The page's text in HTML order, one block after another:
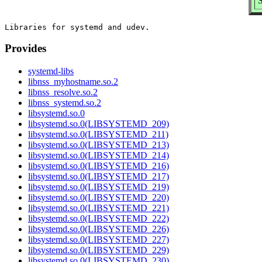
Provides
systemd-libs
libnss_myhostname.so.2
libnss_resolve.so.2
libnss_systemd.so.2
libsystemd.so.0
libsystemd.so.0(LIBSYSTEMD_209)
libsystemd.so.0(LIBSYSTEMD_211)
libsystemd.so.0(LIBSYSTEMD_213)
libsystemd.so.0(LIBSYSTEMD_214)
libsystemd.so.0(LIBSYSTEMD_216)
libsystemd.so.0(LIBSYSTEMD_217)
libsystemd.so.0(LIBSYSTEMD_219)
libsystemd.so.0(LIBSYSTEMD_220)
libsystemd.so.0(LIBSYSTEMD_221)
libsystemd.so.0(LIBSYSTEMD_222)
libsystemd.so.0(LIBSYSTEMD_226)
libsystemd.so.0(LIBSYSTEMD_227)
libsystemd.so.0(LIBSYSTEMD_229)